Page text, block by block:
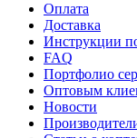
Оплата
Доставка
Инструкции
FAQ
Портфолио
Оптовым
Новости